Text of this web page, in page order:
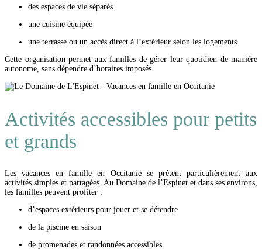
des espaces de vie séparés
une cuisine équipée
une terrasse ou un accès direct à l’extérieur selon les logements
Cette organisation permet aux familles de gérer leur quotidien de manière
autonome, sans dépendre d’horaires imposés.
Activités accessibles pour petits
et grands
Les vacances en famille en Occitanie se prêtent particulièrement aux
activités simples et partagées. Au Domaine de l’Espinet et dans ses environs,
les familles peuvent profiter :
d’espaces extérieurs pour jouer et se détendre
de la piscine en saison
de promenades et randonnées accessibles